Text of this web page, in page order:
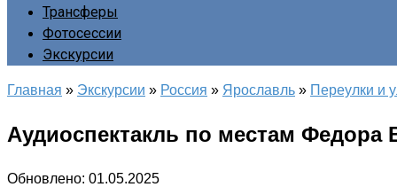
Трансферы
Фотосессии
Экскурсии
Главная » Экскурсии » Россия » Ярославль » Переулки и
Аудиоспектакль по местам Федора
Обновлено: 01.05.2025